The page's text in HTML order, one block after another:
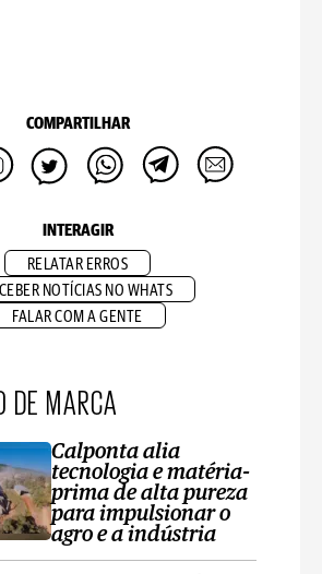
COMPARTILHAR
INTERAGIR
RELATAR ERROS
NOTÍCIAS NO WHATS
FALAR COM A GENTE
DE MARCA
Calponta alia
tecnologia e matéria-
prima de alta pureza
para impulsionar o
agro e a indústria